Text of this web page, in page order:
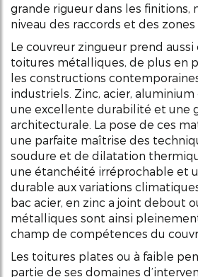
grande rigueur dans les finitions,
niveau des raccords et des zones
Le couvreur zingueur prend aussi
toitures métalliques, de plus en
les constructions
industriels. Zinc, acier,
une excellente durabilité et une
architecturale. La pose de ces
une parfaite maîtrise des
soudure et de dilatation
une étanchéité irréprochable et
durable aux variations
bac acier, en zinc a joint debout
métalliques sont ainsi
champ de compétences du
Les toitures plates ou à faible
partie de ses domaines